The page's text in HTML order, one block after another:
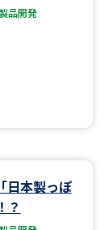
品開発
日本製っぽ
？